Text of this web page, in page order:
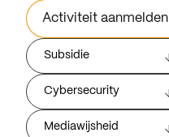
Activiteit aanmelden
Subsidie
Cybersecurity
Mediawijsheid